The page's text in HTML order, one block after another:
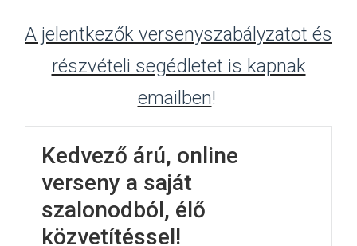
A jelentkezők versenyszabályzatot és
részvételi segédletet is kapnak
emailben!
Kedvező árú, online
verseny a saját
szalonodból, élő
közvetítéssel!